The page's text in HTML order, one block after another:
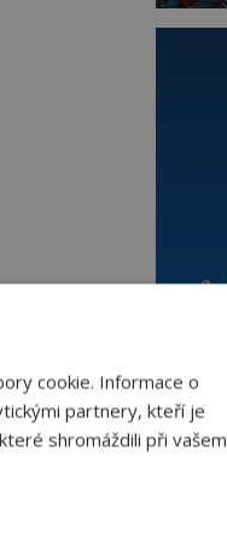
cookie. Informace o
partnery, kteří je
shromáždili při vašem